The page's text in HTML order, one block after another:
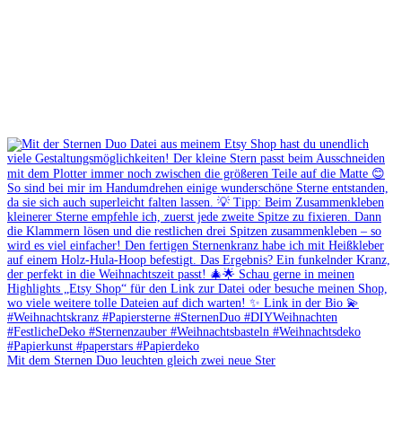
Mit dem Sternen Duo leuchten gleich zwei neue Ster